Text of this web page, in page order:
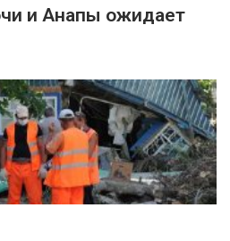
и Анапы ожидает